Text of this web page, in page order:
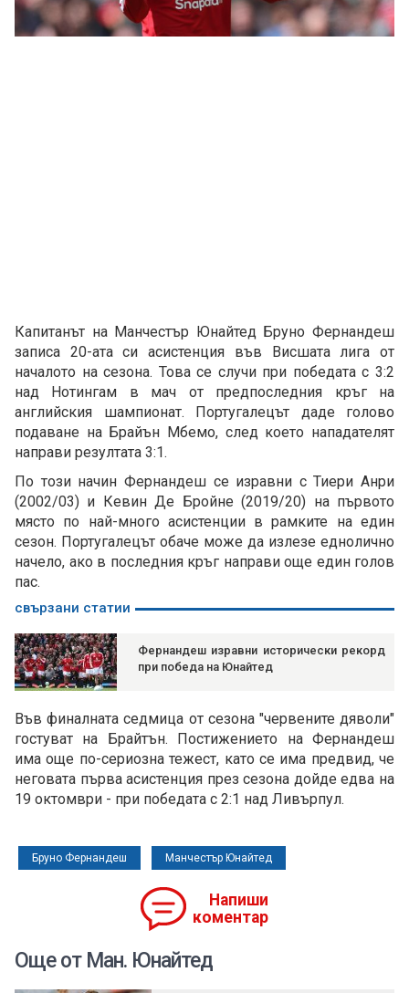
Капитанът на Манчестър Юнайтед Бруно Фернандеш
записа 20-ата си асистенция във Висшата лига от
началото на сезона. Това се случи при победата с 3:2
над Нотингам в мач от предпоследния кръг на
английския шампионат. Португалецът даде голово
подаване на Брайън Мбемо, след което нападателят
направи резултата 3:1.
По този начин Фернандеш се изравни с Тиери Анри
(2002/03) и Кевин Де Бройне (2019/20) на първото
място по най-много асистенции в рамките на един
сезон. Португалецът обаче може да излезе еднолично
начело, ако в последния кръг направи още един голов
пас.
свързани статии
Фернандеш изравни исторически рекорд
при победа на Юнайтед
Във финалната седмица от сезона "червените дяволи"
гостуват на Брайтън. Постижението на Фернандеш
има още по-сериозна тежест, като се има предвид, че
неговата първа асистенция през сезона дойде едва на
19 октомври - при победата с 2:1 над Ливърпул.
Бруно Фернандеш Манчестър Юнайтед
Напиши
коментар
Още от Ман. Юнайтед